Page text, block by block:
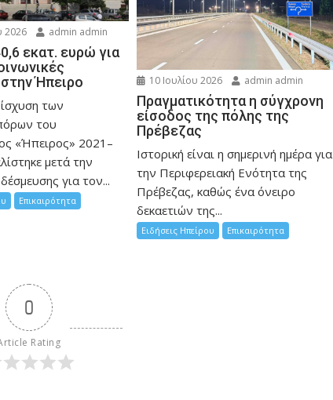
2026 admin admin
εκατ. ευρώ για
Ήπειρο
των
του
«Ήπειρος» 2021–
μετά την
για τον...
Επικαιρότητα
10 Ιουλίου 2026 admin admin
Πραγματικότητα η σύγχρονη
είσοδος της πόλης της
Πρέβεζας
Ιστορική είναι η σημερινή ημέρα για
την Περιφερειακή Ενότητα της
Πρέβεζας, καθώς ένα όνειρο
δεκαετιών της...
Ειδήσεις Ηπείρου Επικαιρότητα
0
Rating